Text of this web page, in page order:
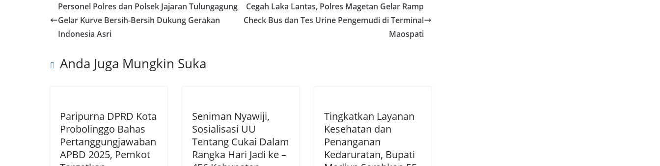
Personel Polres dan Polsek Jajaran Tulungagung
Gelar Kurve Bersih-Bersih Dukung Gerakan
Indonesia Asri
Cegah Laka Lantas, Polres Magetan Gelar Ramp
Check Bus dan Tes Urine Pengemudi di Terminal
Maospati
Anda Juga Mungkin Suka
Paripurna DPRD Kota
Probolinggo Bahas
Pertanggungjawaban
APBD 2025, Pemkot
Seniman Nyawiji,
Sosialisasi UU
Tentang Cukai Dalam
Rangka Hari Jadi ke –
Tingkatkan Layanan
Kesehatan dan
Penanganan
Kedaruratan, Bupati